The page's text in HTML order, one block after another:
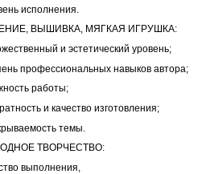
исполнения.
ВЫШИВКА, МЯГКАЯ ИГРУШКА:
и эстетический уровень;
профессиональных навыков автора;
работы;
и качество изготовления;
темы.
ТВОРЧЕСТВО:
выполнения,